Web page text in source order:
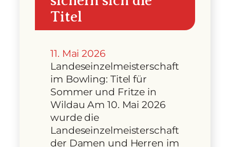
Titel
11. Mai 2026
Landeseinzelmeisterschaft
im Bowling: Titel für
Sommer und Fritze in
Wildau Am 10. Mai 2026
wurde die
Landeseinzelmeisterschaft
der Damen und Herren im